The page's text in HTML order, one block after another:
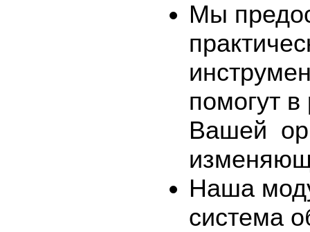
Мы
помогут в
Вашей
Наша
система